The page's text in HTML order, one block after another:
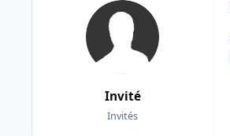
Invité
Invités